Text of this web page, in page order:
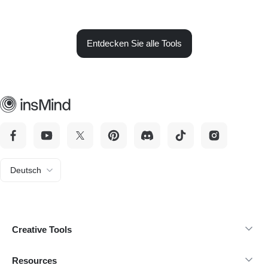
Entdecken Sie alle Tools
Deutsch
Creative Tools
Resources